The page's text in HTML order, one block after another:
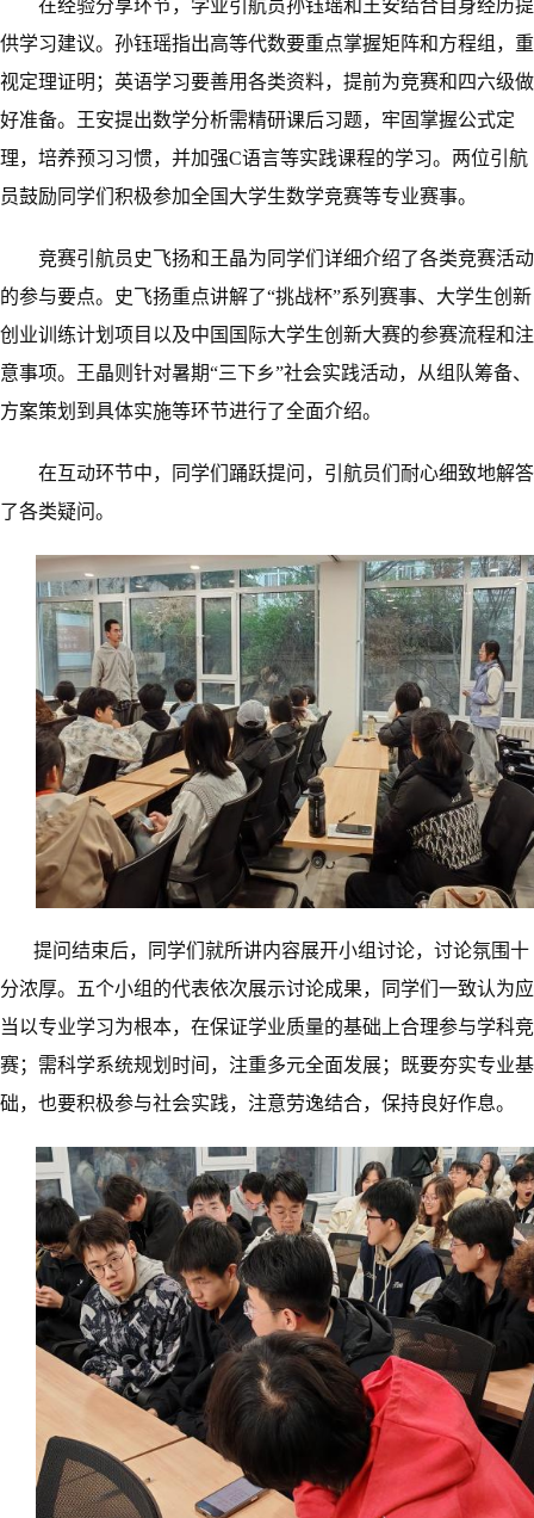
在经验分享环节，学业引航员孙钰瑶和王安结合自身经历提
供学习建议。孙钰瑶指出高等代数要重点掌握矩阵和方程组，重
视定理证明；英语学习要善用各类资料，提前为竞赛和四六级做
好准备。王安提出数学分析需精研课后习题，牢固掌握公式定
理，培养预习习惯，并加强C语言等实践课程的学习。两位引航
员鼓励同学们积极参加全国大学生数学竞赛等专业赛事。
竞赛引航员史飞扬和王晶为同学们详细介绍了各类竞赛活动
的参与要点。史飞扬重点讲解了“挑战杯”系列赛事、大学生创新
创业训练计划项目以及中国国际大学生创新大赛的参赛流程和注
意事项。王晶则针对暑期“三下乡”社会实践活动，从组队筹备、
方案策划到具体实施等环节进行了全面介绍。
在互动环节中，同学们踊跃提问，引航员们耐心细致地解答
了各类疑问。
提问结束后，同学们就所讲内容展开小组讨论，讨论氛围十
分浓厚。五个小组的代表依次展示讨论成果，同学们一致认为应
当以专业学习为根本，在保证学业质量的基础上合理参与学科竞
赛；需科学系统规划时间，注重多元全面发展；既要夯实专业基
础，也要积极参与社会实践，注意劳逸结合，保持良好作息。